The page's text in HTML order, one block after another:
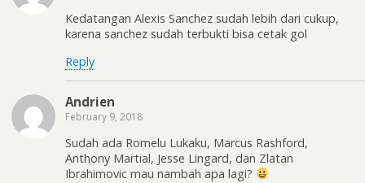
Kedatangan Alexis Sanchez sudah lebih dari cukup,
karena sanchez sudah terbukti bisa cetak gol
Reply
Andrien
February 9, 2018
Sudah ada Romelu Lukaku, Marcus Rashford,
Anthony Martial, Jesse Lingard, dan Zlatan
Ibrahimovic mau nambah apa lagi?